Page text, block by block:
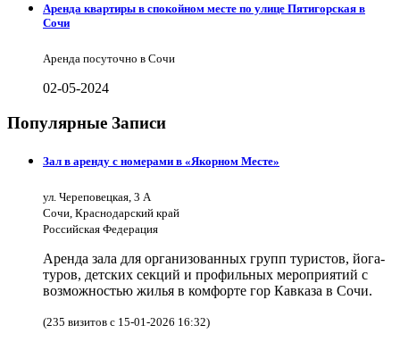
Аренда квартиры в спокойном месте по улице Пятигорская в
Сочи
Аренда посуточно в Сочи
02-05-2024
Популярные Записи
Зал в аренду с номерами в «Якорном Месте»
ул. Череповецкая, 3 А
Сочи, Краснодарский край
Российская Федерация
Аренда зала для организованных групп туристов, йога-
туров, детских секций и профильных мероприятий с
возможностью жилья в комфорте гор Кавказа в Сочи.
(235 визитов с 15-01-2026 16:32)